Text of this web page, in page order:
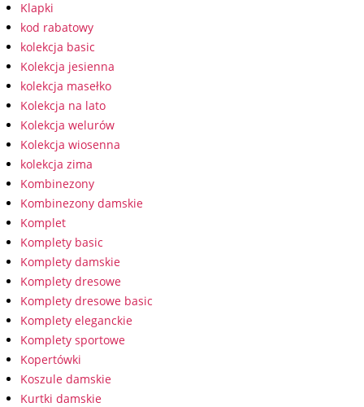
Klapki
kod rabatowy
kolekcja basic
Kolekcja jesienna
kolekcja masełko
Kolekcja na lato
Kolekcja welurów
Kolekcja wiosenna
kolekcja zima
Kombinezony
Kombinezony damskie
Komplet
Komplety basic
Komplety damskie
Komplety dresowe
Komplety dresowe basic
Komplety eleganckie
Komplety sportowe
Kopertówki
Koszule damskie
Kurtki damskie